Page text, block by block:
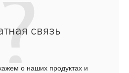
связь
о наших продуктах и